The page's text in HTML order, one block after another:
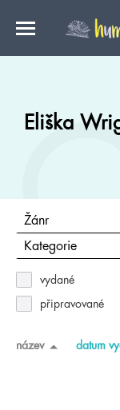
Eliška
Žánr
Kategorie
vydané
připravované
název datum